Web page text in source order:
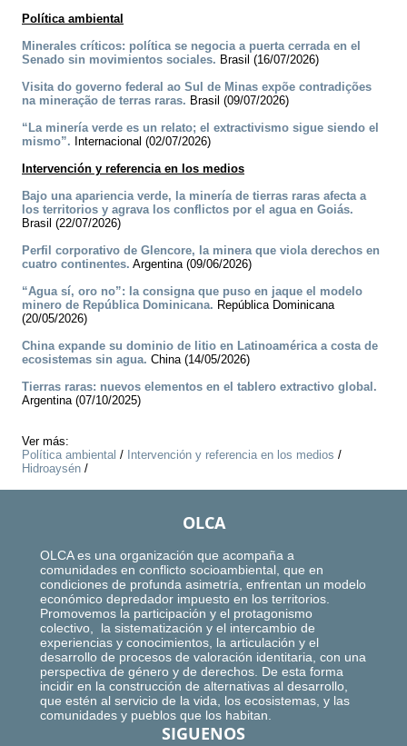
Política ambiental
Minerales críticos: política se negocia a puerta cerrada en el
Senado sin movimientos sociales. Brasil (16/07/2026)
Visita do governo federal ao Sul de Minas expõe contradições
na mineração de terras raras. Brasil (09/07/2026)
“La minería verde es un relato; el extractivismo sigue siendo el
mismo”. Internacional (02/07/2026)
Intervención y referencia en los medios
Bajo una apariencia verde, la minería de tierras raras afecta a
los territorios y agrava los conflictos por el agua en Goiás.
Brasil (22/07/2026)
Perfil corporativo de Glencore, la minera que viola derechos en
cuatro continentes. Argentina (09/06/2026)
“Agua sí, oro no”: la consigna que puso en jaque el modelo
minero de República Dominicana. República Dominicana
(20/05/2026)
China expande su dominio de litio en Latinoamérica a costa de
ecosistemas sin agua. China (14/05/2026)
Tierras raras: nuevos elementos en el tablero extractivo global.
Argentina (07/10/2025)
Ver más:
Política ambiental / Intervención y referencia en los medios /
Hidroaysén /
OLCA
OLCA es una organización que acompaña a
comunidades en conflicto socioambiental, que en
condiciones de profunda asimetría, enfrentan un modelo
económico depredador impuesto en los territorios.
Promovemos la participación y el protagonismo
colectivo, la sistematización y el intercambio de
experiencias y conocimientos, la articulación y el
desarrollo de procesos de valoración identitaria, con una
perspectiva de género y de derechos. De esta forma
incidir en la construcción de alternativas al desarrollo,
que estén al servicio de la vida, los ecosistemas, y las
comunidades y pueblos que los habitan.
SIGUENOS